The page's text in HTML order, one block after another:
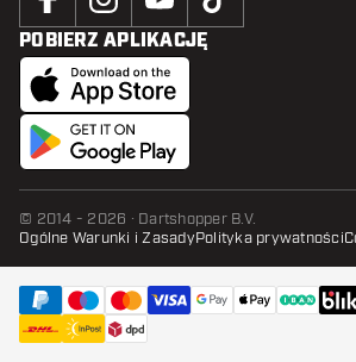
POBIERZ APLIKACJĘ
© 2014 - 2026 · Dartshopper B.V.
Ogólne Warunki i ZasadyPolityka prywatności